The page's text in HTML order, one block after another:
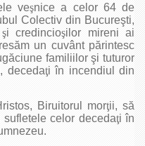
veşnice a celor 64 de
Colectiv din Bucureşti,
şi credincioşilor mireni ai
un cuvânt părintesc
familiilor şi tuturor
decedaţi în incendiul din
Biruitorul morţii, să
sufletele celor decedaţi în